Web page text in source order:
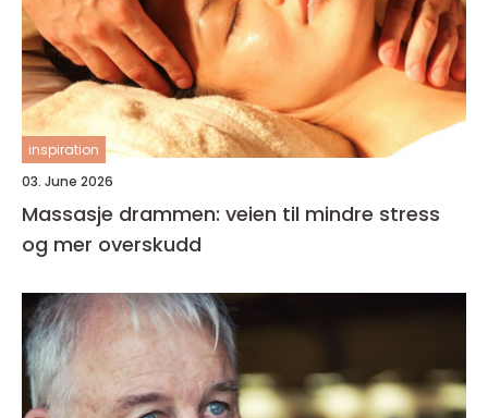
inspiration
03. June 2026
Massasje drammen: veien til mindre stress
og mer overskudd